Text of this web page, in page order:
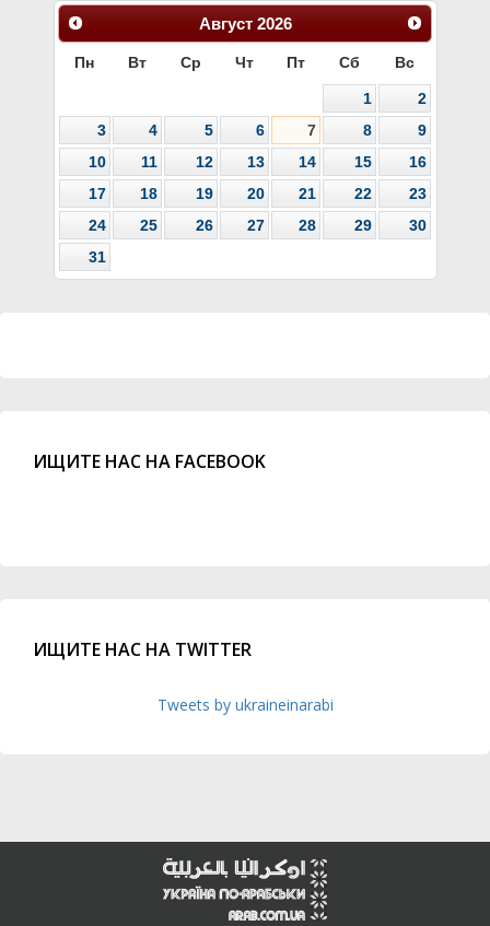
Август 2026
Пн Вт Ср Чт Пт Сб Вс
1
2
3
4 5 6 7 8
9
10
11 12 13 14 15
16
17
18 19 20 21 22
23
24
25 26 27 28 29
30
31
ИЩИТЕ НАС НА FACEBOOK
ИЩИТЕ НАС НА TWITTER
Tweets by ukraineinarabi